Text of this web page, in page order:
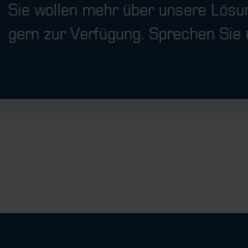
Sie wollen mehr über unsere
gern zur Verfügung. Sprechen